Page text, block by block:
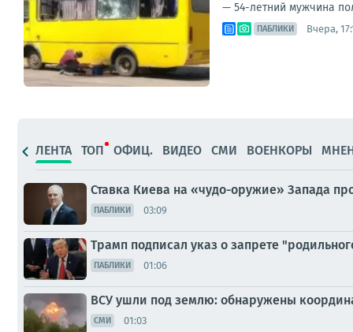
— 54-летний мужчина
ПАБЛИКИ Вчера,
ЛЕНТА ТОП ОФИЦ. ВИДЕО СМИ ВОЕНКОРЫ
Ставка Киева на «чудо-оружие» Запада
ПАБЛИКИ 03:09
Трамп подписал указ о запрете
ПАБЛИКИ 01:06
ВСУ ушли под землю: обнаружены
СМИ 01:03